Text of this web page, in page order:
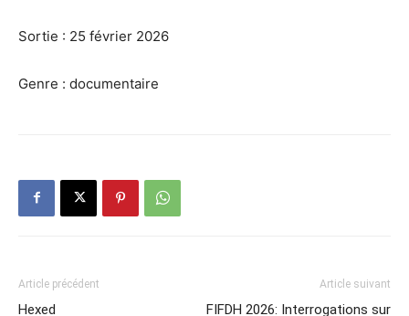
Sortie : 25 février 2026
Genre : documentaire
Article précédent
Hexed
Article suivant
FIFDH 2026: Interrogations sur